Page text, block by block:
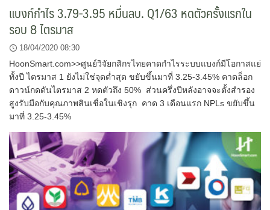
แบงก์กำไร 3.79-3.95 หมื่นลบ. Q1/63 หดตัวครั้งแรกใน
รอบ 8 ไตรมาส
18/04/2020 08:30
HoonSmart.com>>ศูนย์วิจัยกสิกรไทยคาดกำไรระบบแบงก์มีโอกาสแย่
ทั้งปี ไตรมาส 1 ยังไม่ใช่จุดต่ำสุด ขยับขึ้นมาที่ 3.25-3.45% คาดล็อก
ดาวน์กดดันไตรมาส 2 หดตัวถึง 50% ส่วนครึ่งปีหลังอาจจะตั้งสำรอง
สูงรับมือกับคุณภาพสินเชื่อในเชิงรุก คาด 3 เดือนแรก NPLs ขยับขึ้น
มาที่ 3.25-3.45%